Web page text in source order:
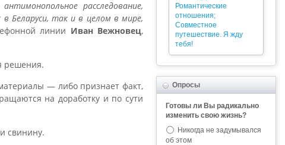
расследование,
Беларуси, так и в целом в мире,
линии Иван Вежновец,
решения.
— либо признает факт,
на доработку и по сути
свинину.
Романтические
отношения;
Совместное
путешествие. Я жду
тебя!
Опросы
Готовы ли Вы радикально
изменить свою жизнь?
Никогда не задумывался
об этом